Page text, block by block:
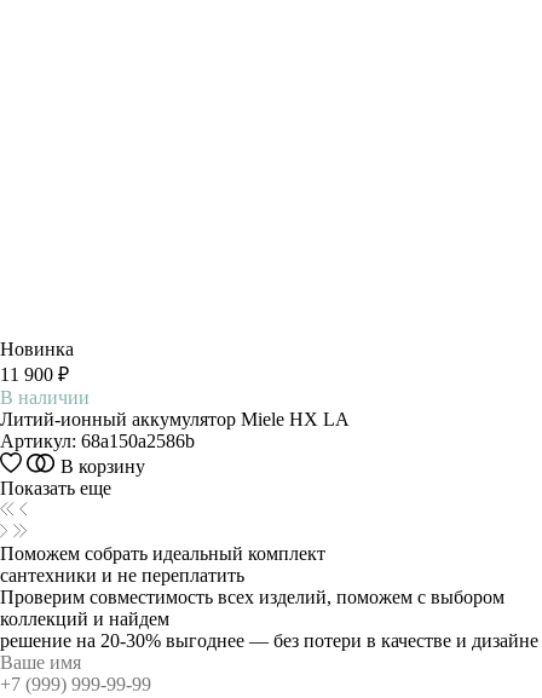
Новинка
11 900 ₽
В наличии
Литий-ионный аккумулятор Miele HX LA
Артикул: 68a150a2586b
В корзину
Показать еще
Поможем собрать идеальный комплект
сантехники и не переплатить
Проверим совместимость всех изделий, поможем с выбором
коллекций и найдем
решение на 20-30% выгоднее — без потери в качестве и дизайне